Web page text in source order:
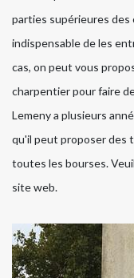
parties supérieures
indispensable de les
cas, on peut vous
charpentier pour faire
Lemeny a plusieurs
qu'il peut proposer des
toutes les bourses.
site web.